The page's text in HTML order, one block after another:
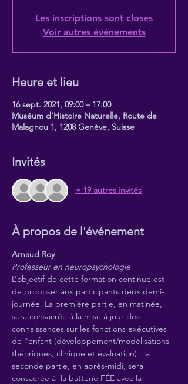
Les inscriptions sont closes
Voir autres événements
Heure et lieu
16 sept. 2021, 09:00 – 17:00
Muséum d'Histoire Naturelle, Route de
Malagnou 1, 1208 Genève, Suisse
Invités
+ 19 autres invités
À propos de l'événement
Arnaud Roy
Professeur en neuropsychologie
L’objectif de cette formation continue est
de proposer aux participants deux demi-
journée. La première partie, en matinée,
sera consacrée à la mise à jour des
connaissances sur les fonctions exécutives
de l'enfant (développement/modélisations
théoriques, clinique et évaluation) ; la
seconde partie, en après-midi, sera
consacrée à  la batterie FÉE avec la